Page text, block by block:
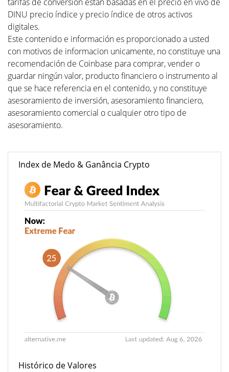
DINU precio índice y precio índice de otros activos
digitales.
Este contenido e información es proporcionado a usted
con motivos de informacion unicamente, no constituye una
recomendación de Coinbase para comprar, vender o
guardar ningún valor, producto financiero o instrumento al
que se hace referencia en el contenido, y no constituye
asesoramiento de inversión, asesoramiento financiero,
asesoramiento comercial o cualquier otro tipo de
asesoramiento.
Index de Medo & Ganância Crypto
Histórico de Valores